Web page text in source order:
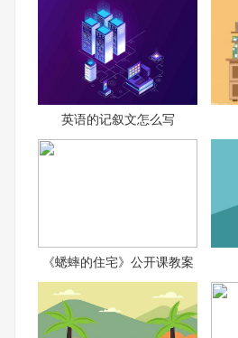
英语的记叙文怎么写
《蟋蟀的住宅》公开课教案